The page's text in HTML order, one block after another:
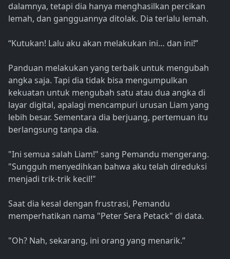
dalamnya, tetapi dia hanya menghasilkan percikan
lemah, dan gangguannya ditolak. Dia terlalu lemah.
“Kutukan! Lalu aku akan melakukan ini… dan ini!”
Panduan melakukan yang terbaik untuk mengubah
angka saja. Tapi dia tidak bisa mengumpulkan
kekuatan untuk mengubah satu atau dua angka di
layar digital, apalagi mencampuri urusan Liam yang
lebih besar. Sementara dia berjuang, pertemuan itu
berlangsung tanpa dia.
"Ini semua salah Liam!" sang Pemandu mengerang.
"Sungguh menyedihkan bahwa aku telah direduksi
menjadi trik-trik kecil!"
Saat dia kesal dengan frustrasi, Pemandu
memperhatikan nama "Peter Sera Petack" di data.
"Oh? Nah, sekarang, ini orang yang menarik.”